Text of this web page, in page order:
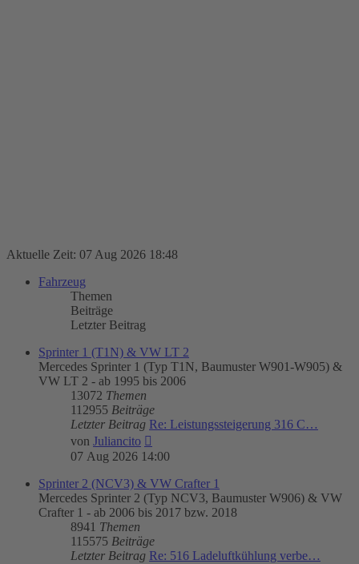
Aktuelle Zeit: 07 Aug 2026 18:48
Fahrzeug
Themen
Beiträge
Letzter Beitrag
Sprinter 1 (T1N) & VW LT 2
Mercedes Sprinter 1 (Typ T1N, Baumuster W901-W905) &
VW LT 2 - ab 1995 bis 2006
13072 Themen
112955 Beiträge
Letzter Beitrag Re: Leistungssteigerung 316 C…
von Juliancito
Beitrag
07 Aug 2026 14:00
Sprinter 2 (NCV3) & VW Crafter 1
Mercedes Sprinter 2 (Typ NCV3, Baumuster W906) & VW
Crafter 1 - ab 2006 bis 2017 bzw. 2018
8941 Themen
115575 Beiträge
Letzter Beitrag Re: 516 Ladeluftkühlung verbe…